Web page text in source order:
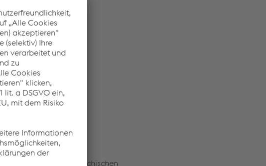
Mitglied der österreichischen